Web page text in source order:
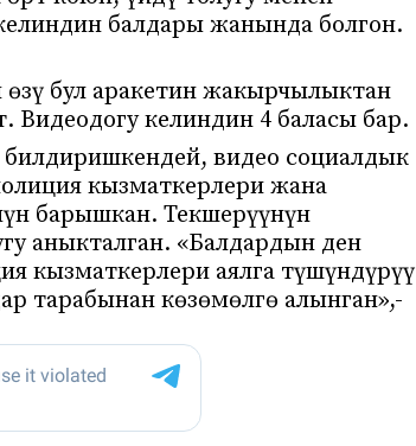
балдары жанында болгон.
бул аракетин жакырчылыктан
келиндин 4 баласы бар.
видео социалдык
кызматкерлери жана
барышкан. Текшерүүнүн
аныкталган. «Балдардын ден
кызматкерлери аялга түшүндүрүү
тарабынан көзөмөлгө алынган»,-